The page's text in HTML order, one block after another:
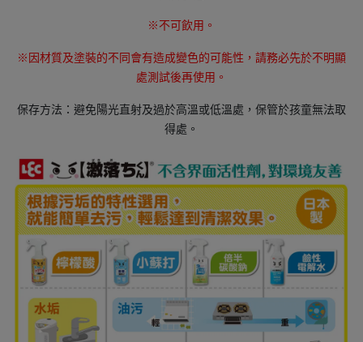
※不可飲用。
※因材質及塗裝的不同會有造成變色的可能性，請務必先於不明顯
處測試後再使用。
保存方法：避免陽光直射及過於高溫或低溫處，保管於孩童無法取
得處。